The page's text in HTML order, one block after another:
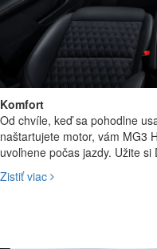
Zavrieť
Komfort
Od chvíle, keď sa pohodlne
naštartujete motor, vám MG3
uvoľnene počas jazdy. Užite si
Zistiť viac